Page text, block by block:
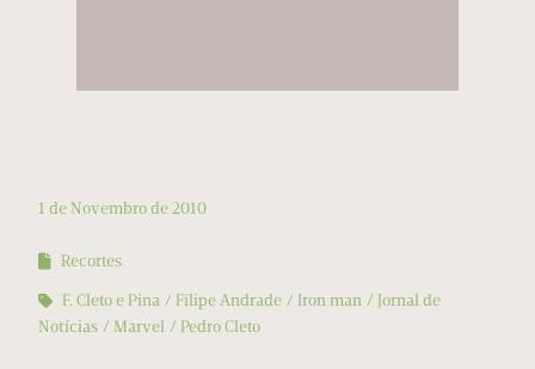
1 de Novembro de 2010
Recortes
F. Cleto e Pina
Filipe Andrade Iron man
Jornal de
Notícias
Marvel Pedro Cleto